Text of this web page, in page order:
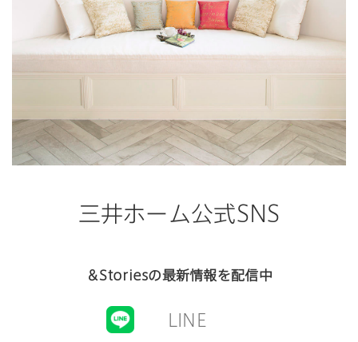
三井ホーム公式SNS
＆Storiesの最新情報を配信中
LINE